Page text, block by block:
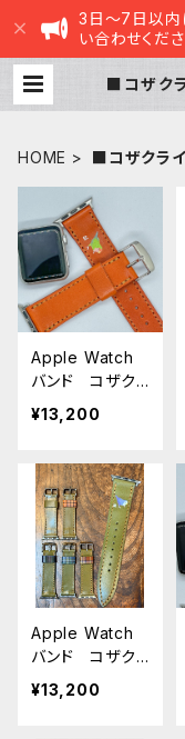
3日～7日以内
い合わせくだ
■コザク
HOME ■コザクラ
Apple Watch
バンド コザク
ラインコ ノー
マル レッドブラ
WN アップル
ウォッチバンド
時計ベルト こ
ざくらいんこ A
ppleWatch
対応 バンド シ
リーズ9 SE202
3 8 SE2 7 6 S
E 5 4 3 2 1に対
応
¥13,200
Apple Watch
バンド コザク
ラインコ バイ
オレット グリー
¥13,200